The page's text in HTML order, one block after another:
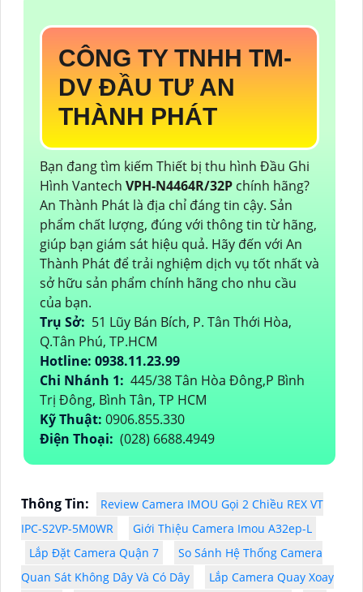
CÔNG TY TNHH TM-
DV ĐẦU TƯ AN
THÀNH PHÁT
Bạn đang tìm kiếm Thiết bị thu hình Đầu Ghi
Hình Vantech VPH-N4464R/32P chính hãng?
An Thành Phát là địa chỉ đáng tin cậy. Sản
phẩm chất lượng, đúng với thông tin từ hãng,
giúp bạn giám sát hiệu quả. Hãy đến với An
Thành Phát để trải nghiệm dịch vụ tốt nhất và
sở hữu sản phẩm chính hãng cho nhu cầu
của bạn.
Trụ Sở: 51 Lũy Bán Bích, P. Tân Thới Hòa,
Q.Tân Phú, TP.HCM
Hotline: 0938.11.23.99
Chi Nhánh 1: 445/38 Tân Hòa Đông,P Bình
Trị Đông, Bình Tân, TP HCM
Kỹ Thuật: 0906.855.330
Điện Thoại: (028) 6688.4949
Thông Tin:
Review Camera IMOU Gọi 2 Chiều REX VT
IPC-S2VP-5M0WR
Giới Thiệu Camera Imou A32ep-L
Lắp Đặt Camera Quận 7
So Sánh Hệ Thống Camera
Quan Sát Không Dây Và Có Dây
Lắp Camera Quay Xoay